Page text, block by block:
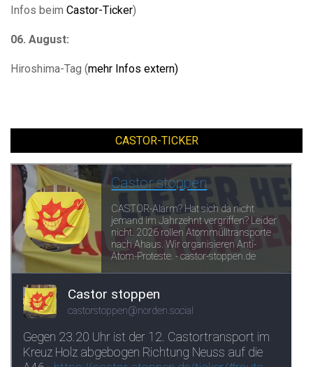
Infos beim Castor-Ticker)
06. August:
Hiroshima-Tag (mehr Infos extern)
CASTOR-TICKER